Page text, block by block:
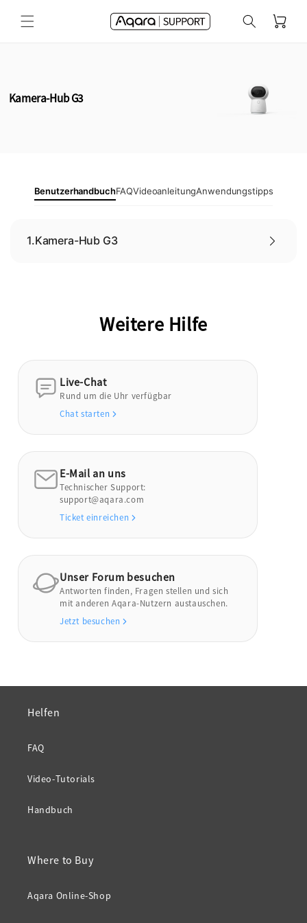
zum
Inhalt
Warenkorb
Kamera-Hub G3
BenutzerhandbuchFAQVideoanleitungAnwendungstipps
1.Kamera-Hub G3
Weitere Hilfe
Live-Chat
Rund um die Uhr verfügbar
Chat starten
E-Mail an uns
Technischer Support:
support@aqara.com
Ticket einreichen
Unser Forum besuchen
Antworten finden, Fragen stellen und sich
mit anderen Aqara-Nutzern austauschen.
Jetzt besuchen
Helfen
FAQ
Video-Tutorials
Handbuch
Where to Buy
Aqara Online-Shop